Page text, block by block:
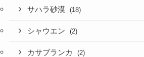
サハラ砂漠 (18)
シャウエン (2)
カサブランカ (2)